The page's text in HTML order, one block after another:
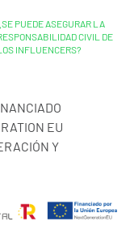
PUEDE ASEGURAR LA
CIVIL DE
INFLUENCERS?
EU
Y